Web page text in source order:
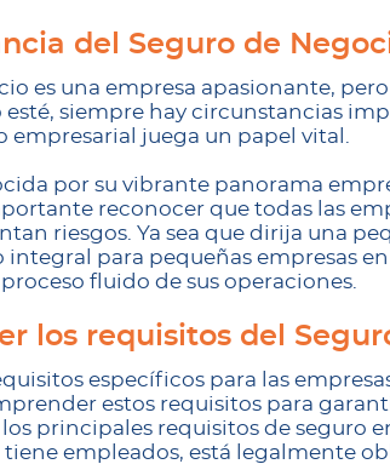
del Seguro de
es una empresa apasionante,
siempre hay circunstancias
empresarial juega un papel vital.
por su vibrante panorama
reconocer que todas las
riesgos. Ya sea que dirija una
para pequeñas empresas
fluido de sus operaciones.
los requisitos del
específicos para las
estos requisitos para
los principales requisitos de seguro
tiene empleados, está legalmente